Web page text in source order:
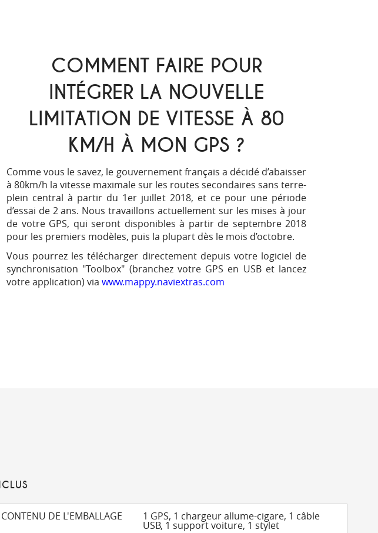
COMMENT FAIRE POUR
INTÉGRER LA NOUVELLE
LIMITATION DE VITESSE À 80
KM/H À MON GPS ?
Comme vous le savez, le gouvernement français a décidé d’abaisser
à 80km/h la vitesse maximale sur les routes secondaires sans terre-
plein central à partir du 1er juillet 2018, et ce pour une période
d’essai de 2 ans. Nous travaillons actuellement sur les mises à jour
de votre GPS, qui seront disponibles à partir de septembre 2018
pour les premiers modèles, puis la plupart dès le mois d’octobre.
Vous pourrez les télécharger directement depuis votre logiciel de
synchronisation "Toolbox" (branchez votre GPS en USB et lancez
votre application) via www.mappy.naviextras.com
CONTENU DE L'EMBALLAGE 1 GPS, 1 chargeur allume-cigare, 1 câble
USB, 1 support voiture, 1 stylet